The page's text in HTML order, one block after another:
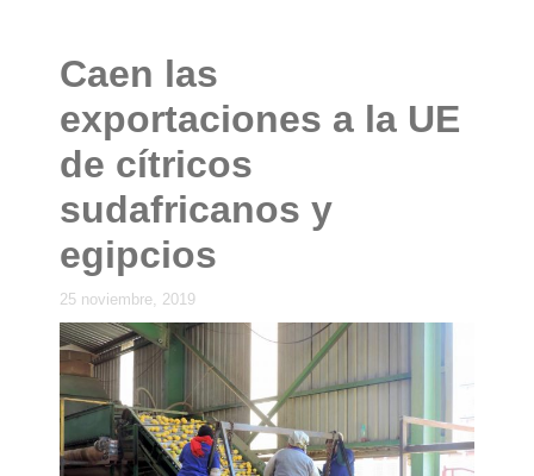
Caen las
exportaciones a la UE
de cítricos
sudafricanos y
egipcios
25 noviembre, 2019